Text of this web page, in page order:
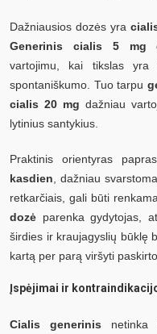
Dažniausios dozės yra
Generinis cialis 5 mg
vartojimu, kai tikslas yra
spontaniškumo. Tuo tarpu
cialis 20 mg dažniau
lytinius santykius.
Praktinis orientyras
kasdien , dažniau
retkarčiais, gali būti
dozė parenka gydytojas,
širdies ir kraujagyslių būklę
kartą per parą viršyti
Įspėjimai ir
Cialis generinis netinka